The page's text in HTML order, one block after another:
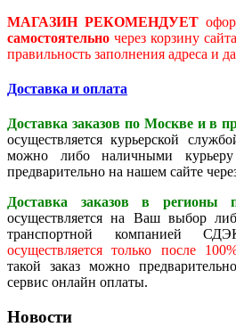
МАГАЗИН РЕКОМЕНДУЕТ
самостоятельно через корзину
правильность заполнения адреса и
Доставка и оплата
Доставка заказов по Москве и в
осуществляется курьерской
можно либо наличными
предварительно на нашем сайте
Доставка заказов в регионы
осуществляется на Ваш выбор
транспортной компанией
осуществляется только после
такой заказ можно
сервис онлайн оплаты.
Новости